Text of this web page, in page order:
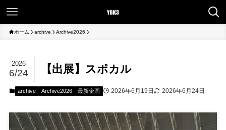
ホーム archive Archive2026
【出展】スポカル
2026
6/24
archive Archive2026 最新企画 2026年6月19日 2026年6月24日